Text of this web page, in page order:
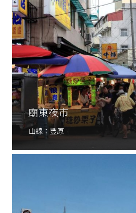
廟東夜市
山線：豐原